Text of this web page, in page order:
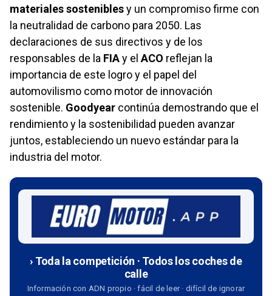
materiales sosteniblesy un compromiso firme con
la neutralidad de carbono para 2050. Las
declaraciones de sus directivos y de los
responsables de la FIAy elACO reflejan la
importancia de este logro y el papel del
automovilismo como motor de innovación
sostenible. Goodyear continúa demostrando que el
rendimiento y la sostenibilidad pueden avanzar
juntos, estableciendo un nuevo estándar para la
industria del motor.
› Toda la competición · Todos los coches de
calle
Información con ADN propio · fácil de leer · difícil de ignorar